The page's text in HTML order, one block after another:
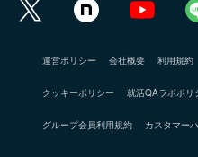
運営ポリシー 会社概要 利用規約
クッキーポリシー 就活QAラボポリ
グループ会員利用規約 カスタマー